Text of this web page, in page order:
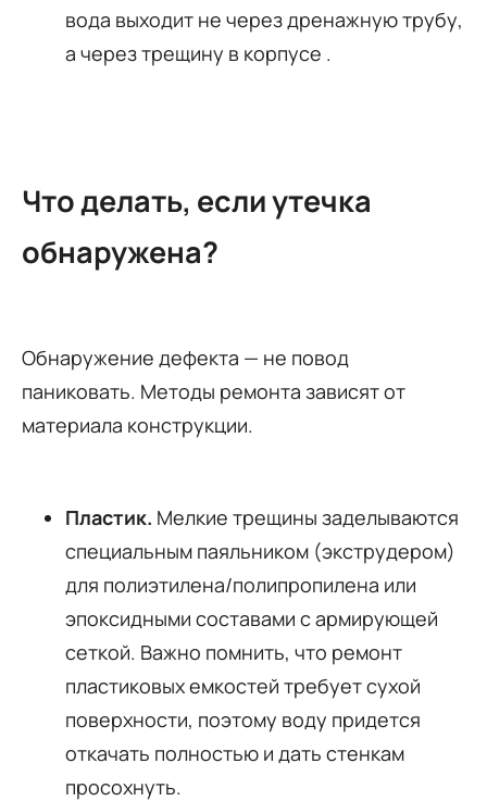
вода выходит не через дренажную трубу,
а через трещину в корпусе .
Что делать, если утечка
обнаружена?
Обнаружение дефекта — не повод
паниковать. Методы ремонта зависят от
материала конструкции.
Пластик. Мелкие трещины заделываются
специальным паяльником (экструдером)
для полиэтилена/полипропилена или
эпоксидными составами с армирующей
сеткой. Важно помнить, что ремонт
пластиковых емкостей требует сухой
поверхности, поэтому воду придется
откачать полностью и дать стенкам
просохнуть.